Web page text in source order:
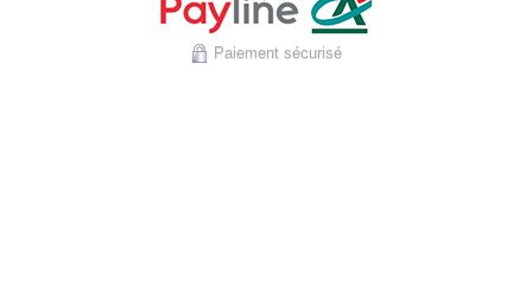
Paiement sécurisé